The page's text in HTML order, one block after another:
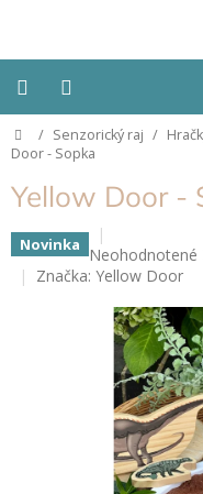
Montessori
Detská
izba
Senzorické
pomôcky
Domov
/ Senzorický raj /
Door - Sopka
Yellow Door -
Novinka Priemerné
hodnotenie
hviezdičiek.
Neohodnotené
Značka: Yellow Door